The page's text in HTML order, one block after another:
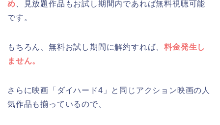
め 、見放題作品もお試し期間内であれば無料視聴可能
です。
もちろん、無料お試し期間に解約すれば、料金発生し
ません。
さらに映画「ダイハード4」と同じアクション映画の人
気作品も揃っているので、